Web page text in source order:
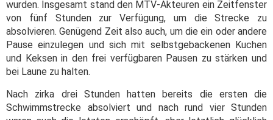
wurden. Insgesamt stand den MTV-Akteuren ein Zeitfenster
von fünf Stunden zur Verfügung, um die Strecke zu
absolvieren. Genügend Zeit also auch, um die ein oder andere
Pause einzulegen und sich mit selbstgebackenen Kuchen
und Keksen in den frei verfügbaren Pausen zu stärken und
bei Laune zu halten.
Nach zirka drei Stunden hatten bereits die ersten die
Schwimmstrecke absolviert und nach rund vier Stunden